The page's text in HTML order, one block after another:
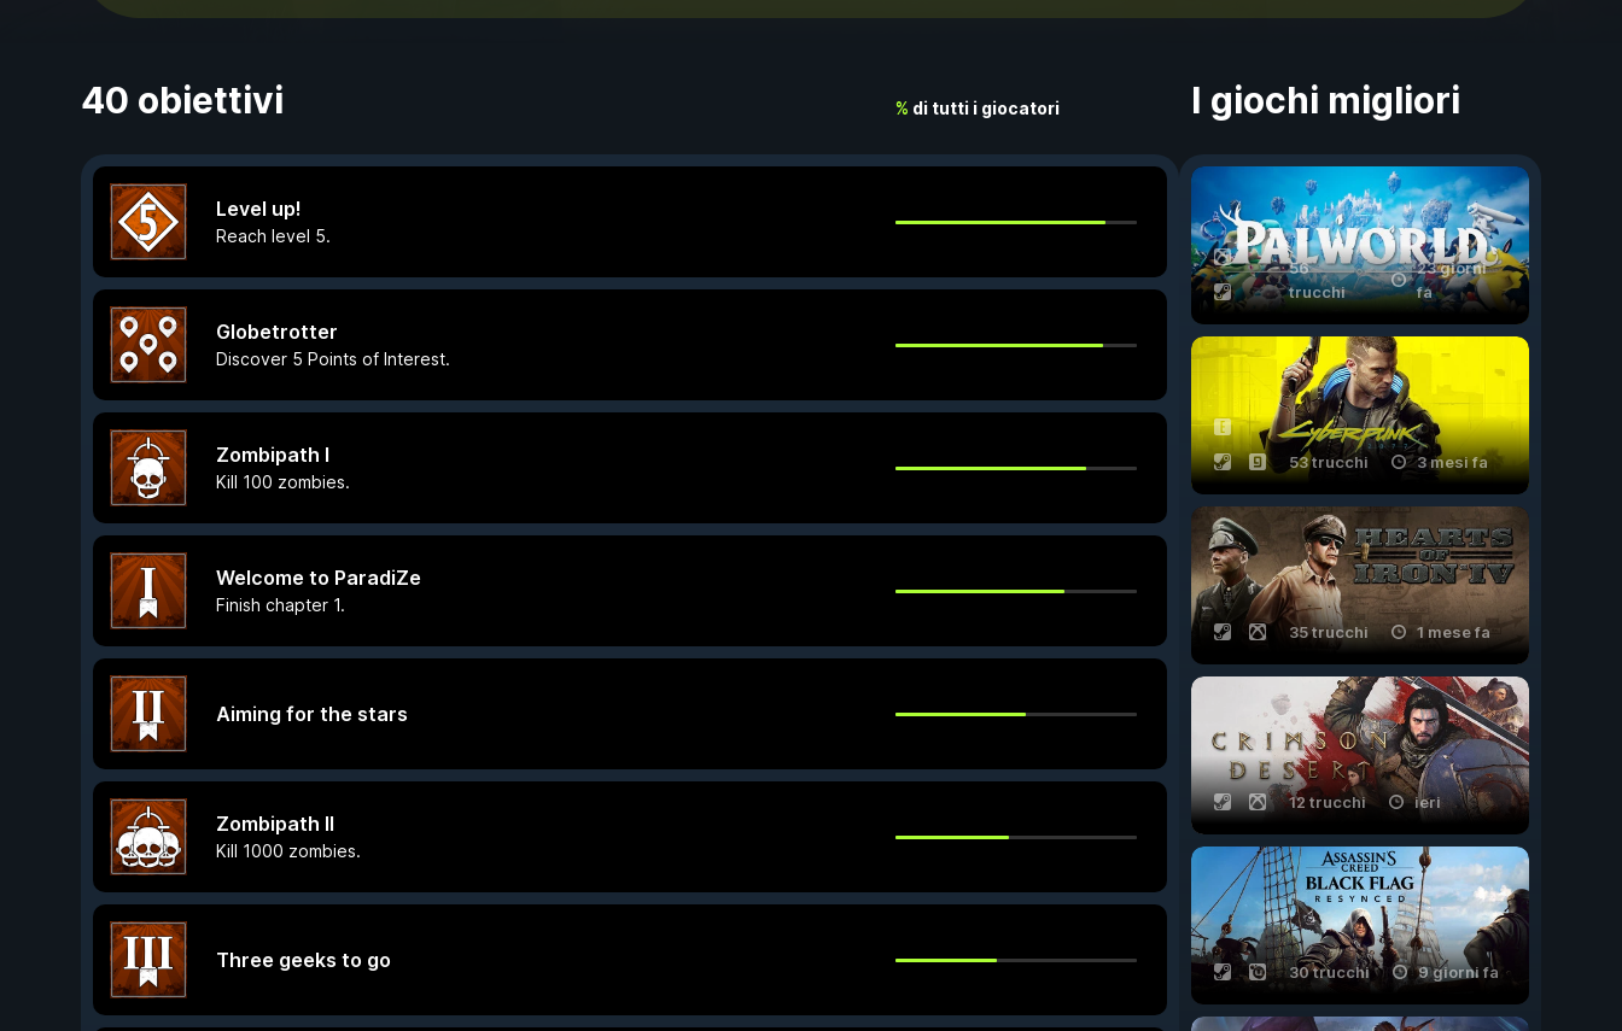
40 obiettivi % di tutti i giocatori
Level up!
Reach level 5.
Globetrotter
Discover 5 Points of Interest.
Zombipath I
Kill 100 zombies.
Welcome to ParadiZe
Finish chapter 1.
Aiming for the stars
Zombipath II
Kill 1000 zombies.
Three geeks to go
I giochi migliori
56
trucchi
23 giorni
fa
53 trucchi 3 mesi fa
35 trucchi 1 mese fa
12 trucchi ieri
30 trucchi 9 giorni fa